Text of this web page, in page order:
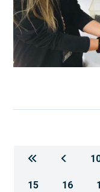
15 16